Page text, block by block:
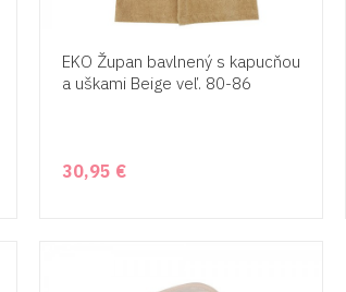
EKO Župan bavlnený s kapucňou
a uškami Beige veľ. 80-86
30,95 €